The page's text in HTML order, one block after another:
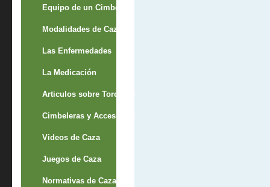
Equipo de un Cimbelero
Modalidades de Caza
Las Enfermedades
La Medicación
Articulos sobre Torcaces
Cimbeleras y Accesorios
Videos de Caza
Juegos de Caza
Normativas de Caza